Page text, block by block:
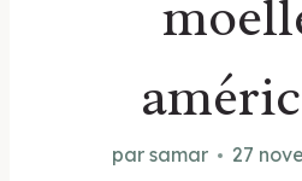
par samar
27